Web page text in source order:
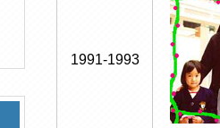
1991-1993